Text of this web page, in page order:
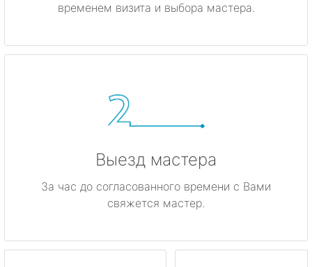
временем визита и выбора мастера.
Выезд мастера
За час до согласованного времени с Вами
свяжется мастер.